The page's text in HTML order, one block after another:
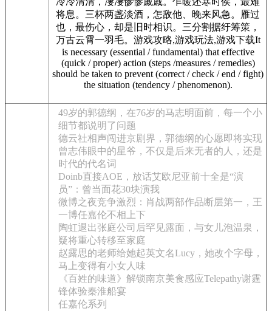
将息。三杯两盏淡酒，怎敌他、晚来风急。雁过
也，最伤心，却是旧时相识。三分割据纡筹策，
万古云霄一羽毛。游戏攻略,游戏玩法,游戏下载It
is necessary (essential / fundamental) that effective
(quick / proper) action (steps /measures / remedies)
should be taken to prevent (correct / check / end / fight)
the situation (tendency / phenomenon).
49岁的郭德纲，在76岁的马志明面前，每一个小
细节都说明了问题
德云社相声闯进京剧界，郭德纲的心愿即将实现
曾志伟眼中的星爷，不仅是后来无者的人，还是
时代的代名词
Doinb直接AOE，放话艾欧尼亚前十全是“演
员”：曾当面花30块演我
微博之夜竞争激烈：肖战两部作品断层第一，王
一博任嘉伦不相上下
陶虹退出张庭公司后罕见露面，与女儿泡温泉，
疑将重心转移至家庭
赵露思的老师给她起英文名Lucy，她改个字母，
马上变得有小女人味
《百姓的味道》解锁南京美食感应Telepathy谢霆
锋体验秦淮船宴
任嘉伦系列